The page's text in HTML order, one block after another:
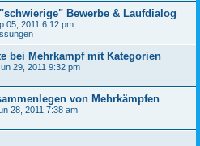
Bewerbe & Laufdialog
05, 2011 6:12 pm
bei Mehrkampf mit Kategorien
29, 2011 9:32 pm
von Mehrkämpfen
28, 2011 7:38 am